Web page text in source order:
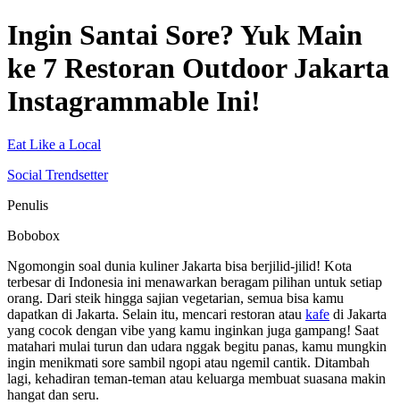
Ingin Santai Sore? Yuk Main
ke 7 Restoran Outdoor Jakarta
Instagrammable Ini!
Eat Like a Local
Social Trendsetter
Penulis
Bobobox
Ngomongin soal dunia kuliner Jakarta bisa berjilid-jilid! Kota
terbesar di Indonesia ini menawarkan beragam pilihan untuk setiap
orang. Dari steik hingga sajian vegetarian, semua bisa kamu
dapatkan di Jakarta. Selain itu, mencari restoran atau kafe di Jakarta
yang cocok dengan vibe yang kamu inginkan juga gampang! Saat
matahari mulai turun dan udara nggak begitu panas, kamu mungkin
ingin menikmati sore sambil ngopi atau ngemil cantik. Ditambah
lagi, kehadiran teman-teman atau keluarga membuat suasana makin
hangat dan seru.